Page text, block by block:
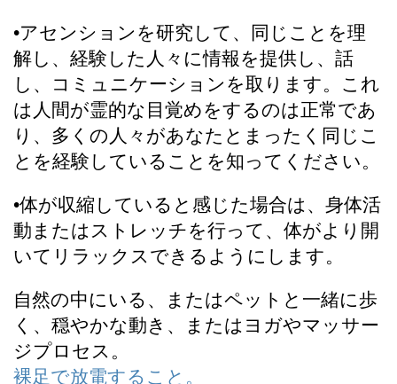
•アセンションを研究して、同じことを理
解し、経験した人々に情報を提供し、話
し、コミュニケーションを取ります。これ
は人間が霊的な目覚めをするのは正常であ
り、多くの人々があなたとまったく同じこ
とを経験していることを知ってください。
•体が収縮していると感じた場合は、身体活
動またはストレッチを行って、体がより開
いてリラックスできるようにします。
自然の中にいる、またはペットと一緒に歩
く、穏やかな動き、またはヨガやマッサー
ジプロセス。
裸足で放電すること。